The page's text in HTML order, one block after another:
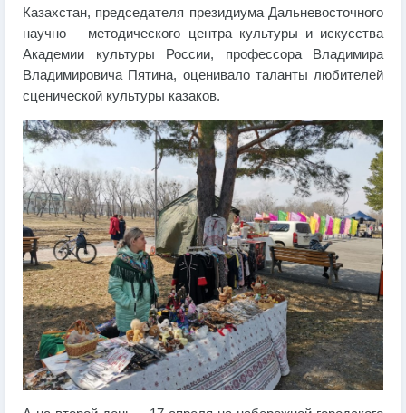
Казахстан, председателя президиума Дальневосточного
научно – методического центра культуры и искусства
Академии культуры России, профессора Владимира
Владимировича Пятина, оценивало таланты любителей
сценической культуры казаков.